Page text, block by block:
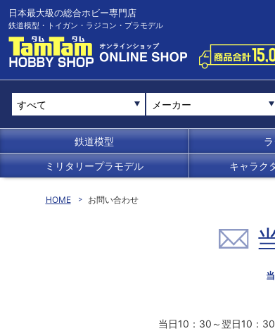
日本最大級の総合ホビー専門店
鉄道模型・トイガン・ラジコン・プラモデル
メーカー
鉄道模型
ミリタリープラモデル キャラク
HOME お問い合わせ
当日10：30～翌日10：